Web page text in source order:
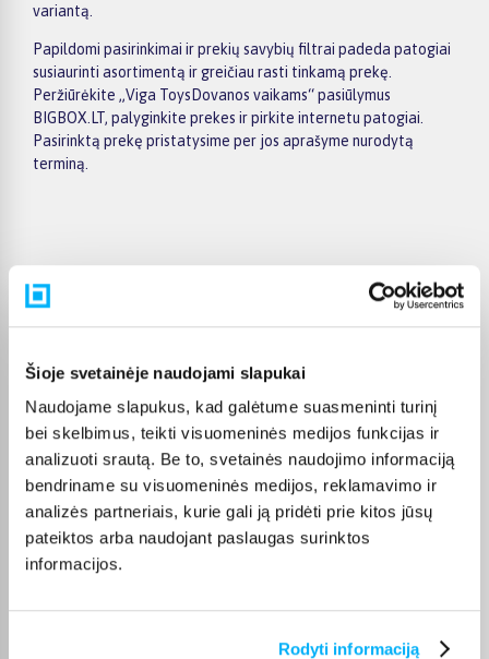
Šioje svetainėje naudojami slapukai
Naudojame slapukus, kad galėtume suasmeninti turinį
bei skelbimus, teikti visuomeninės medijos funkcijas ir
analizuoti srautą. Be to, svetainės naudojimo informaciją
bendriname su visuomeninės medijos, reklamavimo ir
analizės partneriais, kurie gali ją pridėti prie kitos jūsų
pateiktos arba naudojant paslaugas surinktos
informacijos.
Rodyti informaciją
variantą.
Papildomi pasirinkimai ir prekių savybių filtrai padeda patogiai
susiaurinti asortimentą ir greičiau rasti tinkamą prekę.
Peržiūrėkite „Viga ToysDovanos vaikams“ pasiūlymus
BIGBOX.LT, palyginkite prekes ir pirkite internetu patogiai.
Pasirinktą prekę pristatysime per jos aprašyme nurodytą
terminą.
Pirkėjų atsiliepimai apie prekes
Patvirtintas pirkėjas
Prekė kokybiškai įpakuota, gavau tai, ko ir tikėjausi. Pristatymas per visą
piką ...
Diana B.
Patvirtintas pirkėjas
Greitai gauta prekė ir pigiau nei bet kur kitur.